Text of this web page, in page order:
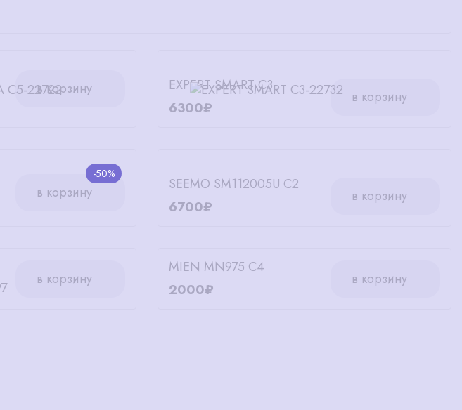
в корзину
EXPERT SMART C3
6300₽
в корзину
-50%
в корзину
SEEMO SM112005U C2
6700₽
в корзину
в корзину
MIEN MN975 C4
2000₽
в корзину